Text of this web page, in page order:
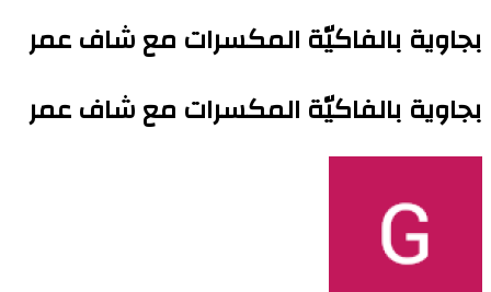
بجاوية بالفاكيّة المكسرات مع شاف عمر
بجاوية بالفاكيّة المكسرات مع شاف عمر